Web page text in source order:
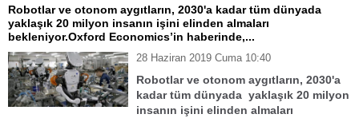
Robotlar ve otonom aygıtların, 2030'a kadar tüm dünyada
yaklaşık 20 milyon insanın işini elinden almaları
bekleniyor.Oxford Economics’in haberinde,...
28 Haziran 2019 Cuma 10:40
Robotlar ve otonom aygıtların, 2030'a
kadar tüm dünyada yaklaşık 20 milyon
insanın işini elinden almaları